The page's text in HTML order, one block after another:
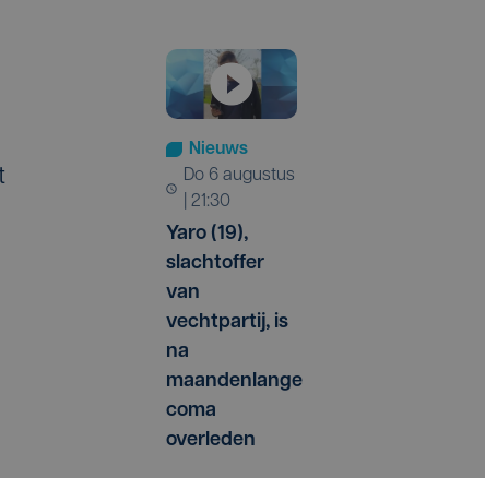
Nieuws
do 6 augustus
| 21:30
Yaro (19),
slachtoffer
van
vechtpartij, is
na
maandenlange
coma
overleden